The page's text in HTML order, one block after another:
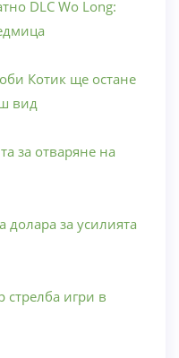
DLC Wo Long:
Котик ще остане
вид
за отваряне на
за усилията
стрелба игри в